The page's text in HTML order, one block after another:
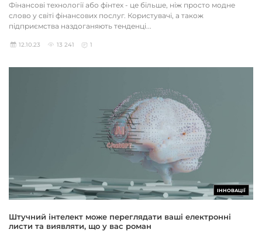
Фінансові технології або фінтех - це більше, ніж просто модне
слово у світі фінансових послуг. Користувачі, а також
підприємства наздоганяють тенденці...
12.10.23 13 241 1
ІННОВАЦІЇ
Штучний інтелект може переглядати ваші електронні
листи та виявляти, що у вас роман